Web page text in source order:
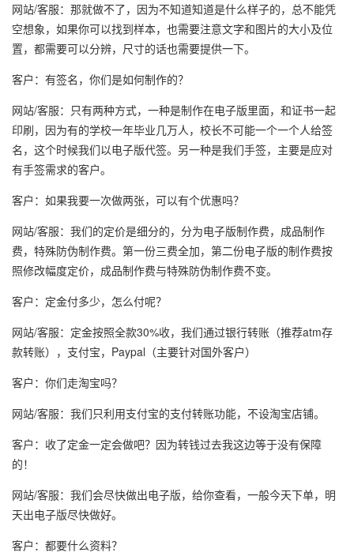
网站/客服：那就做不了，因为不知道知道是什么样子的，总不能凭
空想象，如果你可以找到样本，也需要注意文字和图片的大小及位
置，都需要可以分辨，尺寸的话也需要提供一下。
客户：有签名，你们是如何制作的？
网站/客服：只有两种方式，一种是制作在电子版里面，和证书一起
印刷，因为有的学校一年毕业几万人，校长不可能一个一个人给签
名，这个时候我们以电子版代签。另一种是我们手签，主要是应对
有手签需求的客户。
客户：如果我要一次做两张，可以有个优惠吗？
网站/客服：我们的定价是细分的，分为电子版制作费，成品制作
费，特殊防伪制作费。第一份三费全加，第二份电子版的制作费按
照修改幅度定价，成品制作费与特殊防伪制作费不变。
客户：定金付多少，怎么付呢？
网站/客服：定金按照全款30%收，我们通过银行转账（推荐atm存
款转账），支付宝，Paypal（主要针对国外客户）
客户：你们走淘宝吗？
网站/客服：我们只利用支付宝的支付转账功能，不设淘宝店铺。
客户：收了定金一定会做吧？因为转钱过去我这边等于没有保障
的！
网站/客服：我们会尽快做出电子版，给你查看，一般今天下单，明
天出电子版尽快做好。
客户：都要什么资料？